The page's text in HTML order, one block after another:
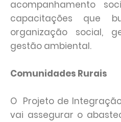
acompanhamento
capacitações que
organização social,
gestão ambiental.
Comunidades Rurais
O Projeto de
vai assegurar o